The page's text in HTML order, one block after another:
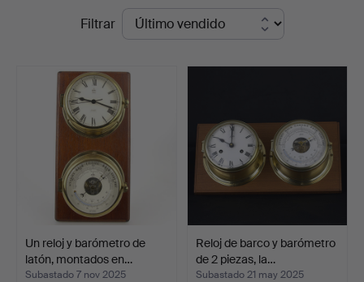
Auktionsverk
remate
Filtrar
Un reloj y barómetro de
latón, montados en…
Subastado 7 nov 2025
Reloj de barco y barómetro
de 2 piezas, la…
Subastado 21 may 2025